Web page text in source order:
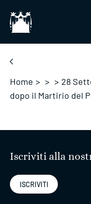
Home > > > 28
dopo il Martirio del
Iscriviti alla
ISCRIVITI